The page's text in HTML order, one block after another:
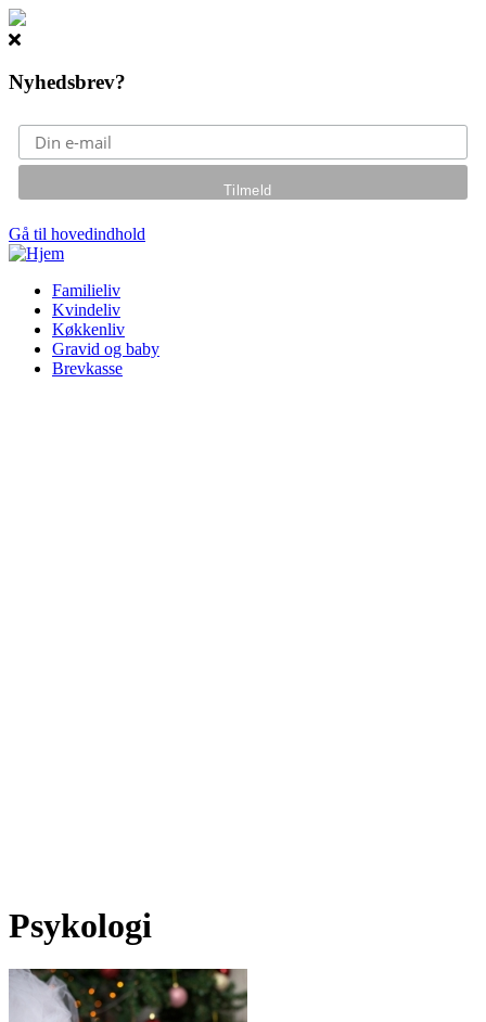
Nyhedsbrev?
Gå til hovedindhold
Familieliv
Kvindeliv
Køkkenliv
Gravid og baby
Brevkasse
Psykologi